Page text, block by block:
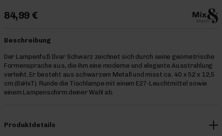
84,99 €
Beschreibung
Der Lampenfuß Ilvar Schwarz zeichnet sich durch seine geometrische
Formensprache aus, die ihm eine moderne und elegante Ausstrahlung
verleiht. Er besteht aus schwarzem Metall und misst ca. 40 x 52 x 12,5
cm (BxHxT). Runde die Tischlampe mit einem E27-Leuchtmittel sowie
einem Lampenschirm deiner Wahl ab.
Produktdetails